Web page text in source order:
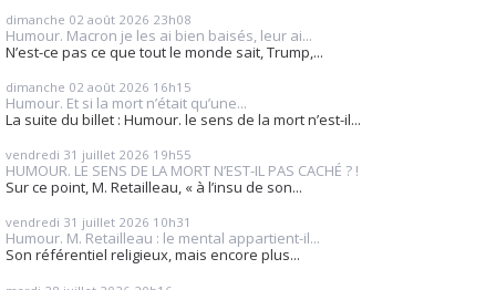
dimanche 02 août 2026 23h08
Humour. Macron je les ai bien baisés, leur ai...
N’est-ce pas ce que tout le monde sait, Trump,...
dimanche 02 août 2026 16h15
Humour. Et si la mort n’était qu’une...
La suite du billet : Humour. le sens de la mort n’est-il...
vendredi 31 juillet 2026 19h55
HUMOUR. LE SENS DE LA MORT N’EST-IL PAS CACHÉ ? !
Sur ce point, M. Retailleau, « à l’insu de son...
vendredi 31 juillet 2026 10h31
Humour. M. Retailleau : le mental appartient-il...
Son référentiel religieux, mais encore plus...